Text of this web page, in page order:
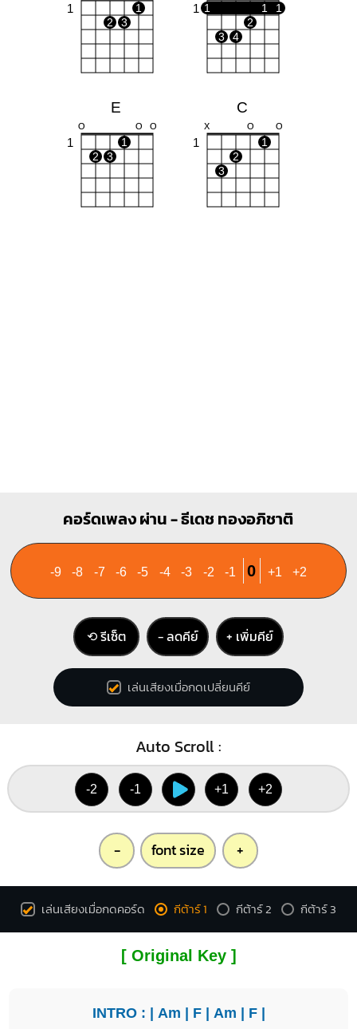
1
1
2
3
1 1 1
1
2
3
4
E
O O O
1
1
2
3
C
X O O
1
1
2
3
คอร์ดเพลง ผ่าน - ธีเดช ทองอภิชาติ
-9 -8 -7 -6 -5 -4 -3 -2 -1 0 +1 +2
⟲ รีเซ็ต − ลดคีย์ + เพิ่มคีย์
เล่นเสียงเมื่อกดเปลี่ยนคีย์
Auto Scroll :
-2 -1 +1 +2
- font size +
เล่นเสียงเมื่อกดคอร์ด กีต้าร์ 1 กีต้าร์ 2 กีต้าร์ 3
[ Original Key ]
INTRO : | Am | F| Am | F|